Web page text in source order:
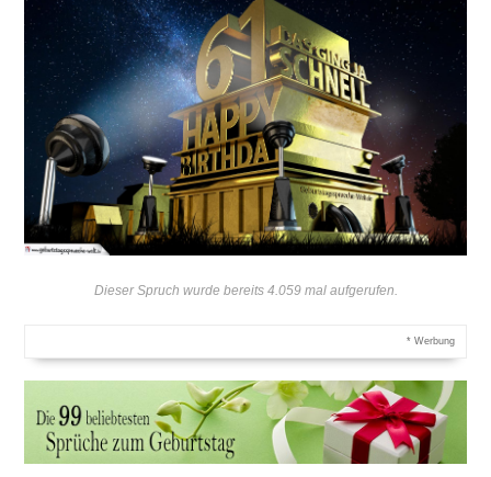
Dieser Spruch wurde bereits 4.059 mal aufgerufen.
* Werbung